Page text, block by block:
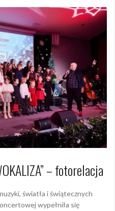
– fotorelacja
światła i świątecznych
wypełniła się